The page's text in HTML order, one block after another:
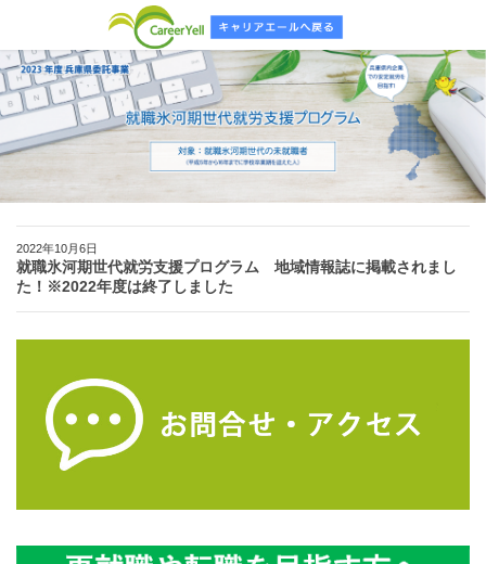
2022年10月6日
就職氷河期世代就労支援プログラム 地域情報誌に掲載されまし
た！※2022年度は終了しました